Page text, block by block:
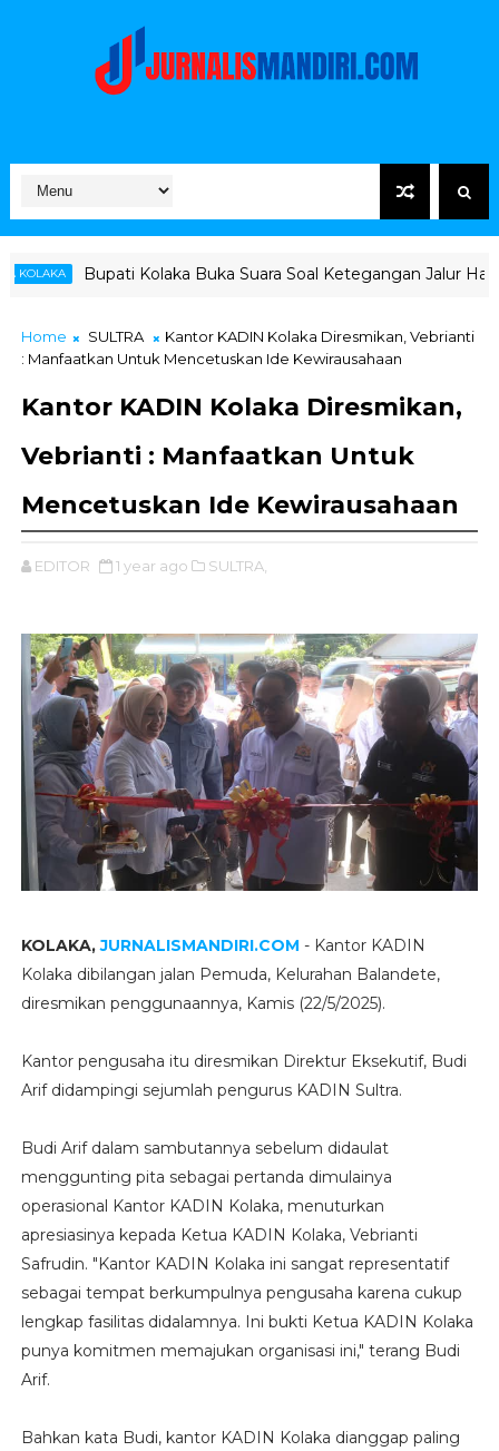
Buka Suara Soal Ketegangan Jalur Hauling Pomalaa
Home SULTRA
Kantor KADIN Kolaka Diresmikan, Vebrianti
: Manfaatkan Untuk Mencetuskan Ide Kewirausahaan
Kantor KADIN Kolaka Diresmikan,
Vebrianti : Manfaatkan Untuk
Mencetuskan Ide Kewirausahaan
EDITOR 1 year ago SULTRA,
KOLAKA,JURNALISMANDIRI.COM - Kantor KADIN
Kolaka dibilangan jalan Pemuda, Kelurahan Balandete,
diresmikan penggunaannya, Kamis (22/5/2025).
Kantor pengusaha itu diresmikan Direktur Eksekutif, Budi
Arif didampingi sejumlah pengurus KADIN Sultra.
Budi Arif dalam sambutannya sebelum didaulat
menggunting pita sebagai pertanda dimulainya
operasional Kantor KADIN Kolaka, menuturkan
apresiasinya kepada Ketua KADIN Kolaka, Vebrianti
Safrudin. "Kantor KADIN Kolaka ini sangat representatif
sebagai tempat berkumpulnya pengusaha karena cukup
lengkap fasilitas didalamnya. Ini bukti Ketua KADIN Kolaka
punya komitmen memajukan organisasi ini," terang Budi
Arif.
Bahkan kata Budi, kantor KADIN Kolaka dianggap paling